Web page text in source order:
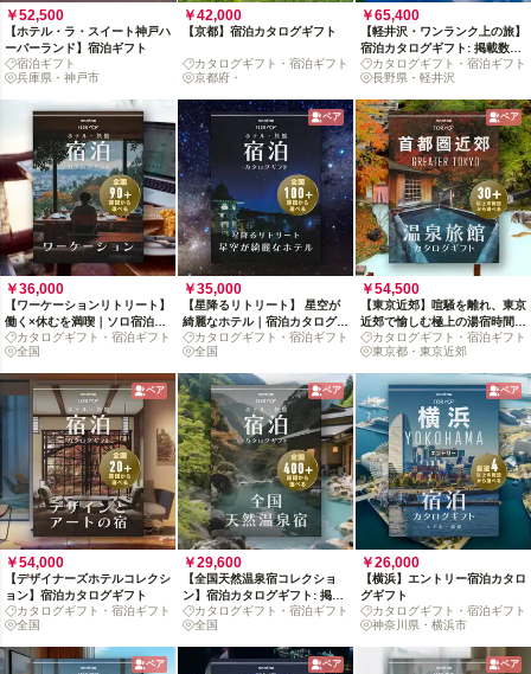
￥52,500
【ホテル・ラ・スイート神戸ハ
ーバーランド】宿泊ギフト
宿泊ギフト
兵庫県・神戸市
￥42,000
【京都】宿泊カタログギフト
カタログギフト・宿泊ギフト
京都府・
￥65,400
【軽井沢・ワンランク上の旅】
宿泊カタログギフト: 掲載数20
施設〜
カタログギフト・宿泊ギフト
長野県・軽井沢
￥36,000
【ワーケーションリトリート】
働く×休むを満喫｜ソロ宿泊カ
タログギフト
カタログギフト・宿泊ギフト
全国
ペア
￥35,000
【星降るリトリート】 星空が
綺麗なホテル｜宿泊カタログギ
フトカタログギフト・宿泊ギフト
全国
ペア
￥54,500
【東京近郊】喧騒を離れ、東京
近郊で愉しむ極上の湯宿時間を
大切な人に贈る
カタログギフト・宿泊ギフト
東京都・東京近郊
ペア
￥54,000
【デザイナーズホテルコレクシ
ョン】宿泊カタログギフト
カタログギフト・宿泊ギフト
全国
ペア
￥29,600
【全国天然温泉宿コレクショ
ン】宿泊カタログギフト: 掲載
数400+施設〜
カタログギフト・宿泊ギフト
全国
ペア
￥26,000
【横浜】エントリー宿泊カタロ
グギフト
カタログギフト・宿泊ギフト
神奈川県・横浜市
ペア ペア ペア